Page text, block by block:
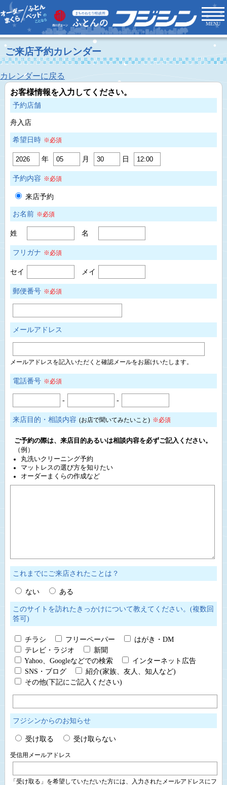
MENU
ご来店予約カレンダー
カレンダーに戻る
お客様情報を入力してください。
予約店舗
舟入店
希望日時 ※必須
年 月 日
予約内容 ※必須
来店予約
お名前 ※必須
姓 名
フリガナ ※必須
セイ メイ
郵便番号 ※必須
メールアドレス
メールアドレスを記入いただくと確認メールをお届けいたします。
電話番号 ※必須
- -
来店目的・相談内容 (お店で聞いてみたいこと) ※必須
ご予約の際は、来店目的あるいは相談内容を必ずご記入ください。
（例）
丸洗いクリーニング予約
マットレスの選び方を知りたい
オーダーまくらの作成など
これまでにご来店されたことは？
ない ある
このサイトを訪れたきっかけについて教えてください。(複数回
答可)
チラシ フリーペーパー
はがき・DM
テレビ・ラジオ
新聞
Yahoo、Googleなどでの検索
インターネット広告
SNS・ブログ
紹介(家族、友人、知人など)
その他(下記にご記入ください)
フジシンからのお知らせ
受け取る 受け取らない
受信用メールアドレス
「受け取る」を希望していただいた方には、入力されたメールアドレスにフ